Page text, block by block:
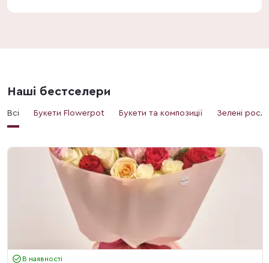
Наші бестселери
Всі Букети Flowerpot Букети та композиції Зелені
В наявності